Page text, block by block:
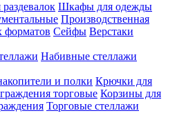
Шкафы для одежды
Производственная
форматов Сейфы Верстаки
Набивные стеллажи
и полки Крючки для
торговые Корзины для
Торговые стеллажи